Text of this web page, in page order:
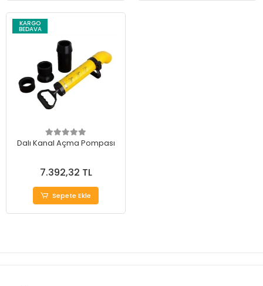
KARGO
BEDAVA
Dalı Kanal Açma Pompası
7.392,32 TL
Sepete Ekle